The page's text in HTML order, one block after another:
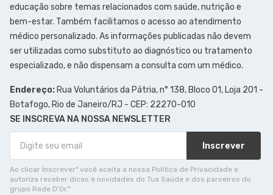
educação sobre temas relacionados com saúde, nutrição e
bem-estar. Também facilitamos o acesso ao atendimento
médico personalizado. As informações publicadas não devem
ser utilizadas como substituto ao diagnóstico ou tratamento
especializado, e não dispensam a consulta com um médico.
Endereço: Rua Voluntários da Pátria, n° 138, Bloco 01, Loja 201 -
Botafogo, Rio de Janeiro/RJ - CEP: 22270-010
SE INSCREVA NA NOSSA NEWSLETTER
Inscrever
Ao clicar Inscrever" você aceita a nossa Política de Privacidade e
autoriza receber dicas e novidades do Tua Saúde e dos parceiros do
grupo Rede D'Or."